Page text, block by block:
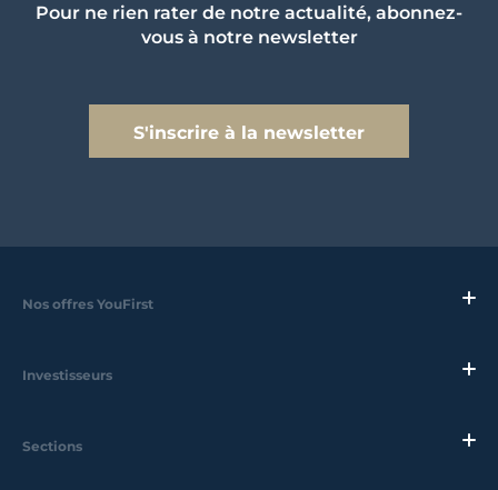
Pour ne rien rater de notre actualité, abonnez-
vous à notre newsletter
S'inscrire à la newsletter
Nos offres YouFirst
Investisseurs
Sections